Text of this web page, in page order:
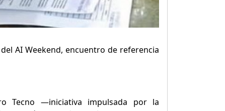
AI Weekend, encuentro de referencia
Tecno —iniciativa impulsada por la